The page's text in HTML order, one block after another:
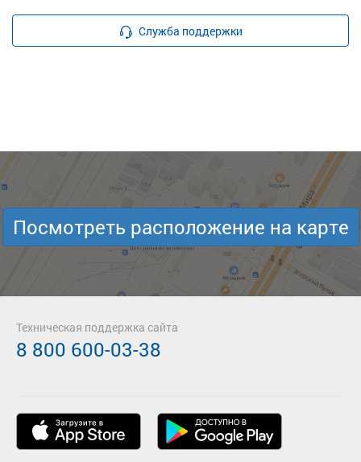
Служба поддержки
Посмотреть расположение на карте
Техническая поддержка сайта
8 800 600-03-38